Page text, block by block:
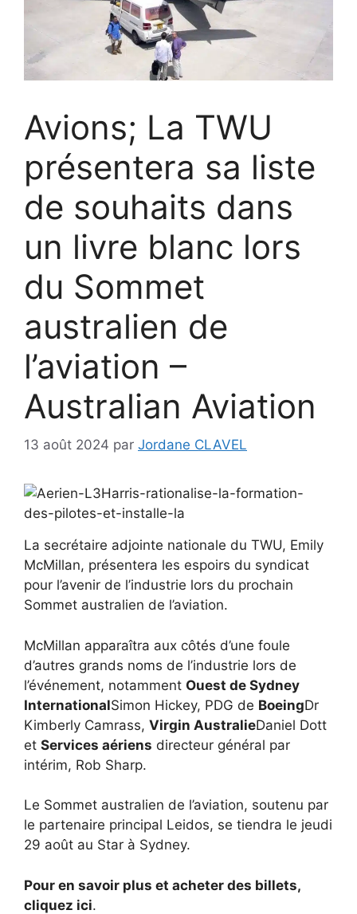
Avions; La TWU
présentera sa liste
de souhaits dans
un livre blanc lors
du Sommet
australien de
l’aviation –
Australian Aviation
13 août 2024 par Jordane CLAVEL
La secrétaire adjointe nationale du TWU, Emily
McMillan, présentera les espoirs du syndicat
pour l’avenir de l’industrie lors du prochain
Sommet australien de l’aviation.
McMillan apparaîtra aux côtés d’une foule
d’autres grands noms de l’industrie lors de
l’événement, notamment Ouest de Sydney
InternationalSimon Hickey, PDG de BoeingDr
Kimberly Camrass, Virgin AustralieDaniel Dott
et Services aériens directeur général par
intérim, Rob Sharp.
Le Sommet australien de l’aviation, soutenu par
le partenaire principal Leidos, se tiendra le jeudi
29 août au Star à Sydney.
Pour en savoir plus et acheter des billets,
cliquez ici.